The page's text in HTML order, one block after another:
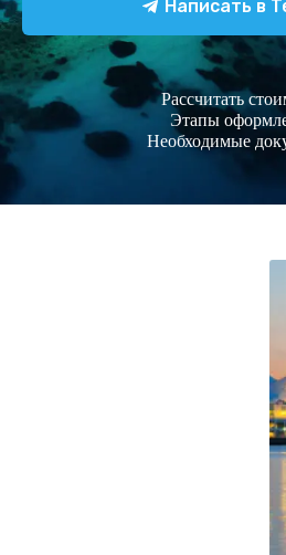
Написать в
Рассчитать
Этапы
Необходимые